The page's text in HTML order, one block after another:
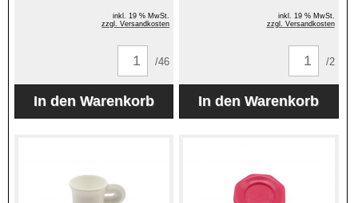
inkl. 19 % MwSt.
zzgl. Versandkosten
/46
inkl. 19 % MwSt.
zzgl. Versandkosten
/2